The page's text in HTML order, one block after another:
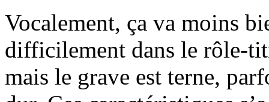
Vocalement, ça va moins
difficilement dans le rôle-
mais le grave est terne,